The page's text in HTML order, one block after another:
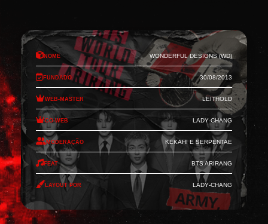
Nome Wonderful Designs (WD)
Fundado 30/08/2013
Web-Master Leithold
Co-Web Lady-Chang
Moderação Kekahi e Serpentae
Feat BTS Arirang
Layout por Lady-Chang